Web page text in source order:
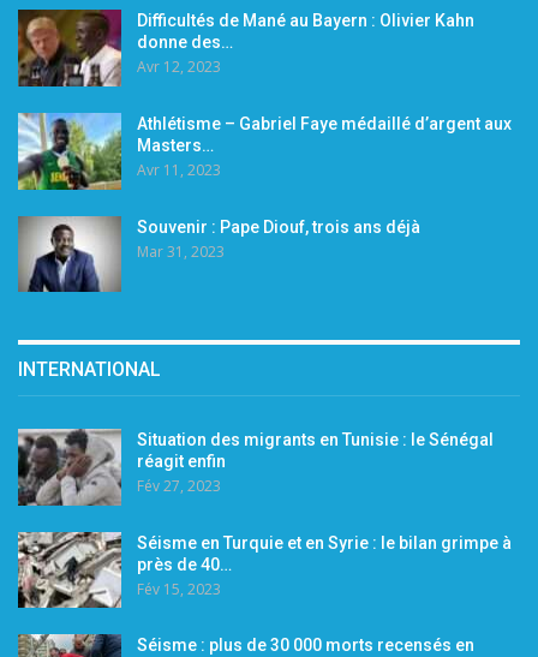
Difficultés de Mané au Bayern : Olivier Kahn
donne des…
Avr 12, 2023
Athlétisme – Gabriel Faye médaillé d’argent aux
Masters…
Avr 11, 2023
Souvenir : Pape Diouf, trois ans déjà
Mar 31, 2023
INTERNATIONAL
Situation des migrants en Tunisie : le Sénégal
réagit enfin
Fév 27, 2023
Séisme en Turquie et en Syrie : le bilan grimpe à
près de 40…
Fév 15, 2023
Séisme : plus de 30 000 morts recensés en